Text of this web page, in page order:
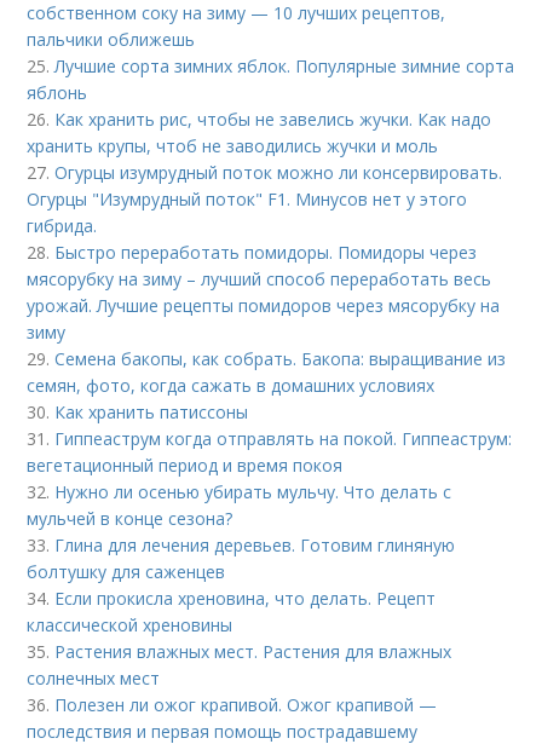
собственном соку на зиму — 10 лучших рецептов,
пальчики оближешь
25.Лучшие сорта зимних яблок. Популярные зимние сорта
яблонь
26. Как хранить рис, чтобы не завелись жучки. Как надо
хранить крупы, чтоб не заводились жучки и моль
27.Огурцы изумрудный поток можно ли консервировать.
Огурцы "Изумрудный поток" F1. Минусов нет у этого
гибрида.
28. Быстро переработать помидоры. Помидоры через
мясорубку на зиму – лучший способ переработать весь
урожай. Лучшие рецепты помидоров через мясорубку на
зиму
29.Семена бакопы, как собрать. Бакопа: выращивание из
семян, фото, когда сажать в домашних условиях
30. Как хранить патиссоны
31. Гиппеаструм когда отправлять на покой. Гиппеаструм:
вегетационный период и время покоя
32. Нужно ли осенью убирать мульчу. Что делать с
мульчей в конце сезона?
33. Глина для лечения деревьев. Готовим глиняную
болтушку для саженцев
34. Если прокисла хреновина, что делать. Рецепт
классической хреновины
35. Растения влажных мест. Растения для влажных
солнечных мест
36. Полезен ли ожог крапивой. Ожог крапивой —
последствия и первая помощь пострадавшему